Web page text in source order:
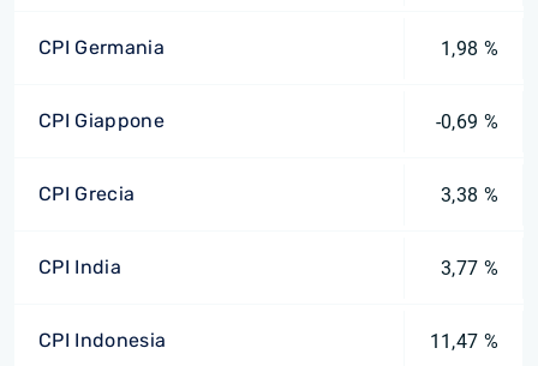
CPI Germania 1,98 %
CPI Giappone -0,69 %
CPI Grecia 3,38 %
CPI India 3,77 %
CPI Indonesia 11,47 %